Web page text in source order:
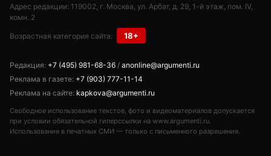
Адрес редакции: 119002, г. Москва, ул. Арбат, д. 29, 1-й этаж, пом. IV,
комн. 2
Возрастная категория сайта: 18+
Редакция: +7 (495) 981-68-36 / anonline@argumenti.ru
Реклама в газете: +7 (903) 777-11-14
Реклама на сайте: kapkova@argumenti.ru
Свободное использование текстов, фото и видеоматериалов допускается
при условии обязательной гиперссылки на www.argumenti.ru.
Использование в печатных СМИ — только с письменного разрешения.